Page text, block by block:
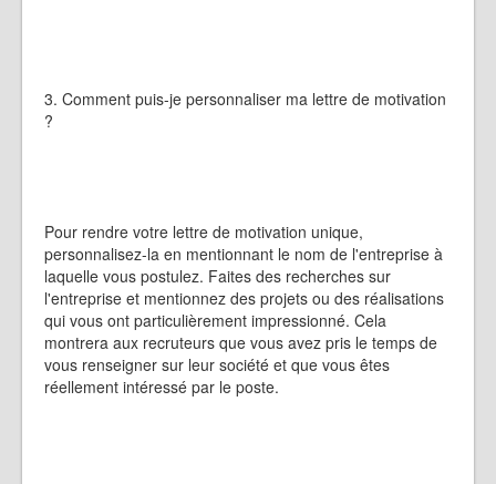
3. Comment puis-je personnaliser ma lettre de motivation
?
Pour rendre votre lettre de motivation unique,
personnalisez-la en mentionnant le nom de l'entreprise à
laquelle vous postulez. Faites des recherches sur
l'entreprise et mentionnez des projets ou des réalisations
qui vous ont particulièrement impressionné. Cela
montrera aux recruteurs que vous avez pris le temps de
vous renseigner sur leur société et que vous êtes
réellement intéressé par le poste.